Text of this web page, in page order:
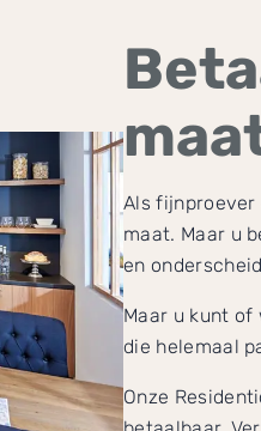
Als fijnproever
maat. Maar u
en
Maar u kunt
die helemaal
Onze